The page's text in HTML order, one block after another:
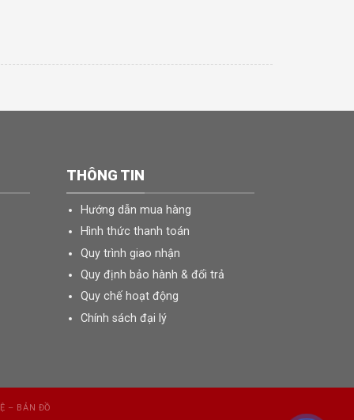
THÔNG TIN
Hướng dẫn mua hàng
Hình thức thanh toán
Quy trình giao nhận
Quy định bảo hành & đổi trả
Quy chế hoạt động
Chính sách đại lý
– BẢN ĐỒ